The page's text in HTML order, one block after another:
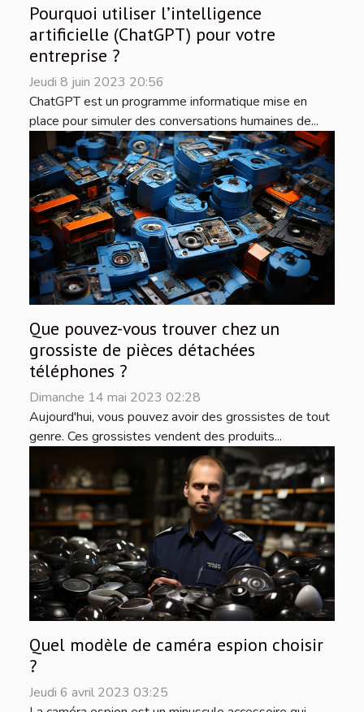
Pourquoi utiliser l’intelligence
artificielle (ChatGPT) pour votre
entreprise ?
Jeudi 8 juin 2023 20:56
ChatGPT est un programme informatique mise en
place pour simuler des conversations humaines de...
Que pouvez-vous trouver chez un
grossiste de pièces détachées
téléphones ?
Dimanche 14 mai 2023 02:28
Aujourd'hui, vous pouvez avoir des grossistes de tout
genre. Ces grossistes vendent des produits...
Quel modèle de caméra espion choisir
?
Jeudi 6 avril 2023 03:25